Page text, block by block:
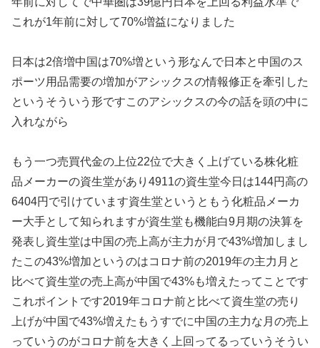
これが1年前に対して70%増益になりました
日本は2倍増中国は70%増という形なんで日本と中国のス
ポーツ用品需要の増加がアシックスの情報修正を牽引した
というそういう形ですこのアシックスの今の話を頭の中に
入れながら
もう一つ売買代金の上位22位で大きく上げている株化粧
品メーカーの資生堂があり4911の資生堂今日は144円高の
6404円で引けています資生堂というともう化粧品メーカ
ー大手として知られますが資生堂も機能白9月期の決算を
発表し資生堂は中国の売上高が主力が月で43%増加しまし
たこの43%増加というのはコロナ前の2019年の主力月と
比べて資生堂の売上高が中国で43%も増えたってことです
これポイントです2019年コロナ前と比べて資生堂の売り
上げが中国で43%増えたもうすでに中国の主力な月の売上
っていうのがコロナ前を大きく上回ってるっていうそうい